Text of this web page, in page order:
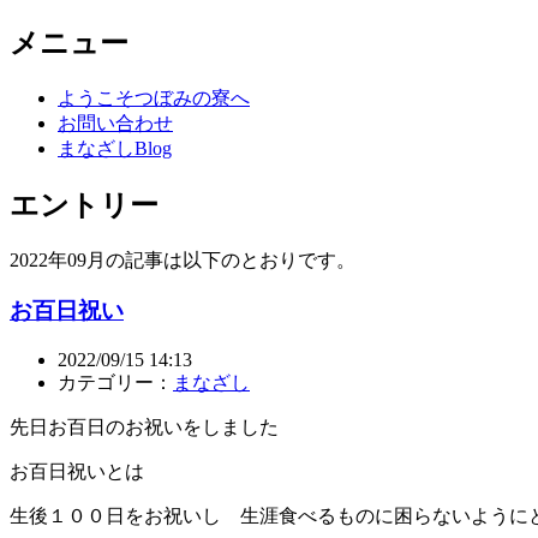
メニュー
ようこそつぼみの寮へ
お問い合わせ
まなざしBlog
エントリー
2022年09月の記事は以下のとおりです。
お百日祝い
2022/09/15 14:13
カテゴリー： まなざし
先日お百日のお祝いをしました
お百日祝いとは
生後１００日をお祝いし 生涯食べるものに困らないように